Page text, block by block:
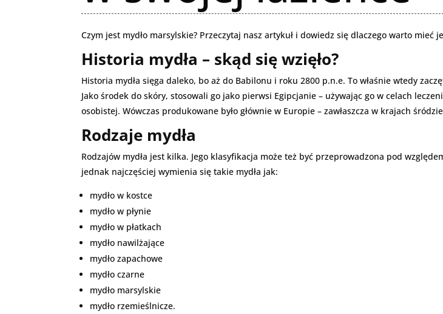
Czym jest mydło marsylskie? Przeczytaj nasz artykuł i dowiedz się dlaczego warto mieć
Historia mydła – skąd się wzięło?
Historia mydła sięga daleko, bo aż do Babilonu i roku 2800 p.n.e. To właśnie wtedy
Jako środek do skóry, stosowali go jako pierwsi Egipcjanie – używając go w celach
osobistej. Wówczas produkowane było głównie w Europie – zawłaszcza w krajach
Rodzaje mydła
Rodzajów mydła jest kilka. Jego klasyfikacja może też być przeprowadzona pod
jednak najczęściej wymienia się takie mydła jak:
mydło w kostce
mydło w płynie
mydło w płatkach
mydło nawilżające
mydło zapachowe
mydło czarne
mydło marsylskie
mydło rzemieślnicze.